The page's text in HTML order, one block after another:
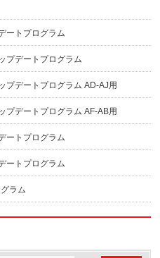
ートプログラム
プデートプログラム
プデートプログラム AD-AJ用
プデートプログラム AF-AB用
ートプログラム
ートプログラム
ラム